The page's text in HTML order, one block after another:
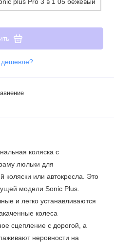
коляска с
люльки для
коляски или автокресла. Это
модели Sonic Plus.
и легко устанавливаются
колеса
сцепление с дорогой, а
неровности на